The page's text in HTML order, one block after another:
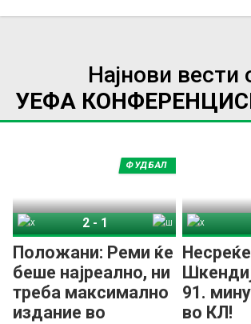
Најнови вести
УЕФА
Положани: Реми ќе
беше најреално, ни
треба максимално
издание во
ФУДБАЛ
2- 1
91.
во КЛ!